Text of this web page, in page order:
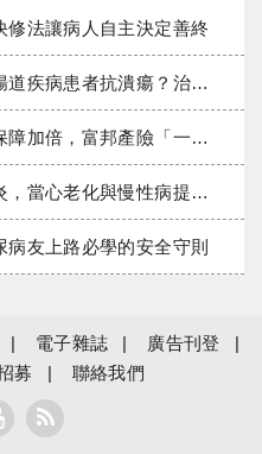
法讓病人自主決定善終
瘍？治療進展與健保給付困境一次看
一期逐夢」專案加碼遠距醫療與緊急救援
心老化與慢性病提早報到
友上路必學的安全守則
電子雜誌
廣告刊登
募 聯絡我們